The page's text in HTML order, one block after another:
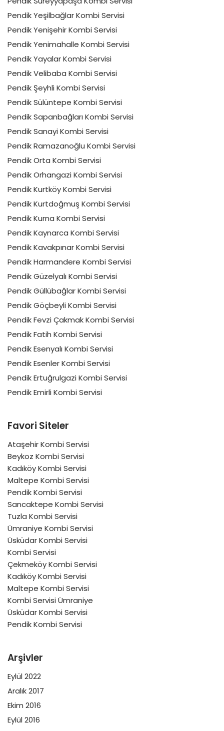
Pendik Yeşilbağlar Kombi Servisi
Pendik Yenişehir Kombi Servisi
Pendik Yenimahalle Kombi Servisi
Pendik Yayalar Kombi Servisi
Pendik Velibaba Kombi Servisi
Pendik Şeyhli Kombi Servisi
Pendik Sülüntepe Kombi Servisi
Pendik Sapanbağları Kombi Servisi
Pendik Sanayi Kombi Servisi
Pendik Ramazanoğlu Kombi Servisi
Pendik Orta Kombi Servisi
Pendik Orhangazi Kombi Servisi
Pendik Kurtköy Kombi Servisi
Pendik Kurtdoğmuş Kombi Servisi
Pendik Kurna Kombi Servisi
Pendik Kaynarca Kombi Servisi
Pendik Kavakpınar Kombi Servisi
Pendik Harmandere Kombi Servisi
Pendik Güzelyalı Kombi Servisi
Pendik Güllübağlar Kombi Servisi
Pendik Göçbeyli Kombi Servisi
Pendik Fevzi Çakmak Kombi Servisi
Pendik Fatih Kombi Servisi
Pendik Esenyalı Kombi Servisi
Pendik Esenler Kombi Servisi
Pendik Ertuğrulgazi Kombi Servisi
Pendik Emirli Kombi Servisi
Favori Siteler
Ataşehir Kombi Servisi
Beykoz Kombi Servisi
Kadıköy Kombi Servisi
Maltepe Kombi Servisi
Pendik Kombi Servisi
Sancaktepe Kombi Servisi
Tuzla Kombi Servisi
Ümraniye Kombi Servisi
Üsküdar Kombi Servisi
Kombi Servisi
Çekmeköy Kombi Servisi
Kadıköy Kombi Servisi
Maltepe Kombi Servisi
Kombi Servisi Ümraniye
Üsküdar Kombi Servisi
Pendik Kombi Servisi
Arşivler
Eylül 2022
Aralık 2017
Ekim 2016
Eylül 2016